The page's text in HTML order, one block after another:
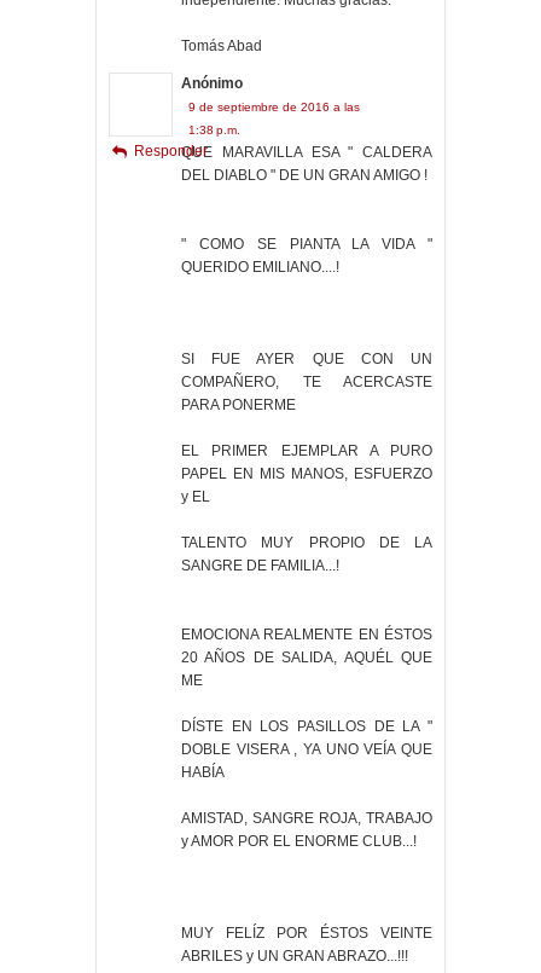
Tomás Abad
Anónimo
9 de septiembre de 2016 a las
1:38 p.m.
QUE MARAVILLA ESA " CALDERA
DEL DIABLO " DE UN GRAN AMIGO !
" COMO SE PIANTA LA VIDA "
QUERIDO EMILIANO....!
SI FUE AYER QUE CON UN
COMPAÑERO, TE ACERCASTE
PARA PONERME
EL PRIMER EJEMPLAR A PURO
PAPEL EN MIS MANOS, ESFUERZO
y EL
TALENTO MUY PROPIO DE LA
SANGRE DE FAMILIA...!
EMOCIONA REALMENTE EN ÉSTOS
20 AÑOS DE SALIDA, AQUÉL QUE
ME
DÍSTE EN LOS PASILLOS DE LA "
DOBLE VISERA , YA UNO VEÍA QUE
HABÍA
AMISTAD, SANGRE ROJA, TRABAJO
y AMOR POR EL ENORME CLUB...!
MUY FELÍZ POR ÉSTOS VEINTE
ABRILES y UN GRAN ABRAZO...!!!
Responder